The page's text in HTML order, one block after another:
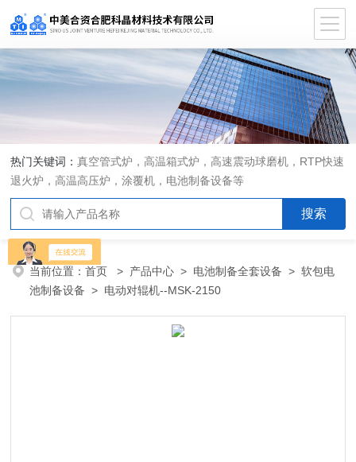
热门关键词：真空管式炉，高温箱式炉，高速震动球磨机，RTP快速
退火炉，高温高压炉，涂覆机，电池制备设备等
当前位置：首页 > 产品中心 > 电池制备全套设备 >软包电
池制备设备 > 电动对辊机--MSK-2150